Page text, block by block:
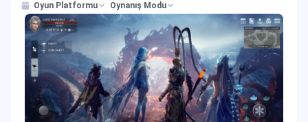
Oyun Platformu Oynanış Modu